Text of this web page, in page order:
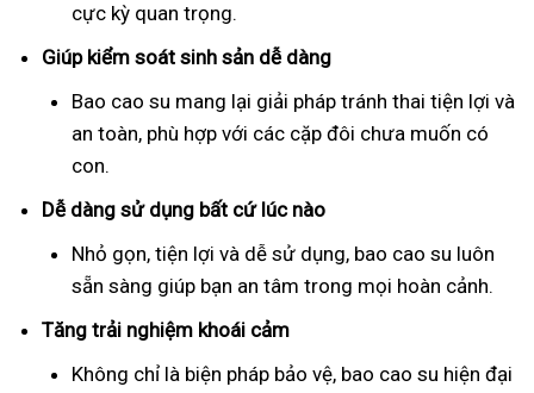
cực kỳ quan trọng.
Giúp kiểm soát sinh sản dễ dàng
Bao cao su mang lại giải pháp tránh thai tiện lợi và
an toàn, phù hợp với các cặp đôi chưa muốn có
con.
Dễ dàng sử dụng bất cứ lúc nào
Nhỏ gọn, tiện lợi và dễ sử dụng, bao cao su luôn
sẵn sàng giúp bạn an tâm trong mọi hoàn cảnh.
Tăng trải nghiệm khoái cảm
Không chỉ là biện pháp bảo vệ, bao cao su hiện đại